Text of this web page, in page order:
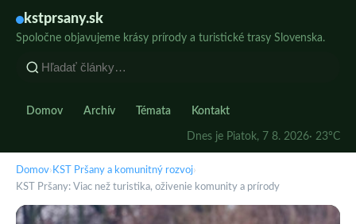
kstprsany.sk
Spoločne objavujeme krásy prírody a turistické trasy Slovenska.
Domov Archív Témata Kontakt
Dnes je Piatok, 7 8. 2026· 23°C
Domov› KST Pršany a komunitný rozvoj›
KST Pršany: Viac než turistika, oživenie komunity a prírody